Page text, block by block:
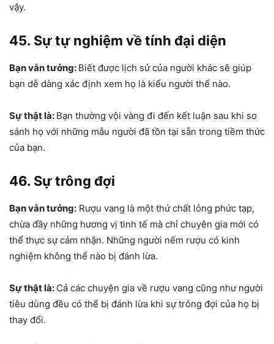
vậy.
45. Sự tự nghiệm về tính đại diện
Bạn vẫn tưởng: Biết được lịch sử của người khác sẽ giúp
bạn dễ dàng xác định xem họ là kiểu người thế nào.
Sự thật là: Bạn thường vội vàng đi đến kết luận sau khi so
sánh họ với những mẫu người đã tồn tại sẵn trong tiềm thức
của bạn.
46. Sự trông đợi
Bạn vẫn tưởng: Rượu vang là một thứ chất lỏng phức tạp,
chừa đầy những hương vị tinh tế mà chỉ chuyên gia mới có
thể thực sự cảm nhận. Những người nếm rượu có kinh
nghiệm không thể nào bị đánh lừa.
Sự thật là: Cả các chuyện gia về rượu vang cũng như người
tiêu dùng đều có thể bị đánh lừa khi sự trông đợi của họ bị
thay đổi.